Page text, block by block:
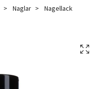
Naglar
Nagellack